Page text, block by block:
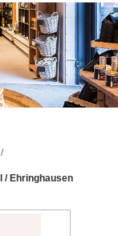
/
/ Ehringhausen